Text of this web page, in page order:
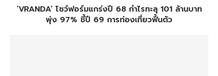
‘VRANDA’ โชว์ฟอร์มแกร่งปี 68 กำไรทะลุ 101 ล้านบาท
พุ่ง 97% ชี้ปี 69 การท่องเที่ยวฟื้นตัว